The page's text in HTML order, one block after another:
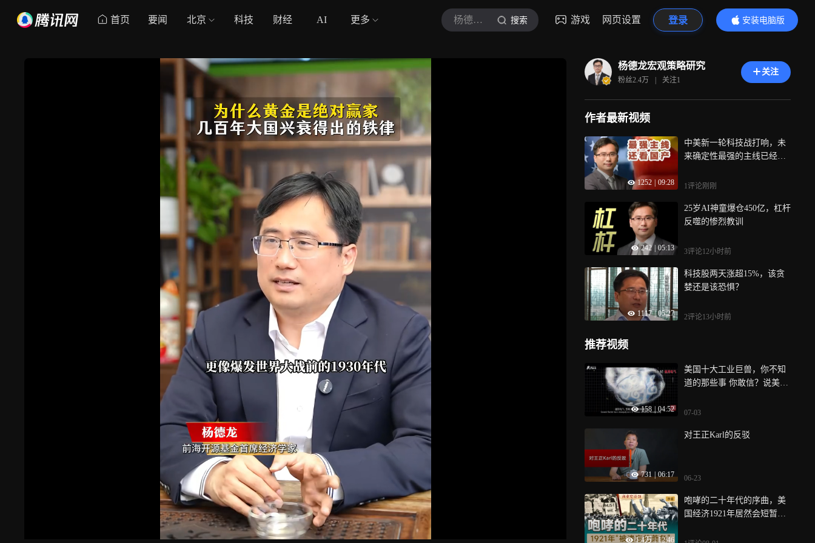
首页 要闻 北京 科技 财经 AI 更多 杨德龙宏观策略研究 搜索 游戏 网页设置 登录
安装电脑版
内容更精彩
杨德龙宏观策略研究
粉丝2.4万 | 关注1
关注
作者最新视频
1252 09:28
中美新一轮科技战打响，未
来确定性最强的主线已经明
1评论刚刚
242 05:13
25岁AI神童爆仓450亿，杠杆
反噬的惨烈教训
3评论12小时前
1117 | 05:27
科技股两天涨超15%，该贪
婪还是该恐惧？
2评论13小时前
推荐视频
158 | 04:52
美国十大工业巨兽，你不知
道的那些事 你敢信？说美国
07-03
731 06:17
对王正Karl的反驳
06-23
1.4万 | 12:46
咆哮的二十年代的序曲，美
国经济1921年居然会短暂崩
月？